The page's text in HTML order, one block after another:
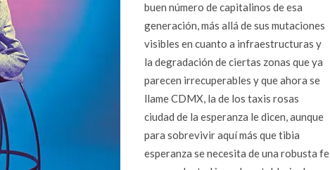
buen número de capitalinos de esa
generación, más allá de sus mutaciones
visibles en cuanto a infraestructuras y
la degradación de ciertas zonas que ya
parecen irrecuperables y que ahora se
llame CDMX, la de los taxis rosas
ciudad de la esperanza le dicen, aunque
para sobrevivir aquí más que tibia
esperanza se necesita de una robusta fe